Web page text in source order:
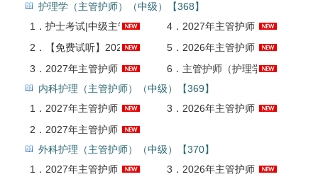
护理学（主管护师）（中级）【368】
1． 护士考试|中级主管护师 护理学368 内科护理369 外科护理370卫生资格考试网校辅导 基础精讲班 4． 2027年主管护师（护理学）考试题库【历年真题＋章节题库＋模拟试题】AI讲解
2．
【免费试听】2027年主管护师（护理学/内科/外科/妇产科/儿科/社区）网络试听课 5． 2026年主管护师（护理学）考试考点手册AI讲解
3． 2027年主管护师（护理学）考试全套资料【考点手册＋历年真题＋题库】 6． 主管护师（护理学）考试真题精讲班
内科护理（主管护师）（中级）【369】
1． 2027年主管护师（内科护理学）考试全套资料【考点手册＋历年真题＋题库】 3． 2026年主管护师（内科护理学）考试考点手册AI讲解
2． 2027年主管护师（内科护理学）考试题库【历年真题＋章节题库＋模拟试题】AI讲解
外科护理（主管护师）（中级）【370】
1． 2027年主管护师（外科护理学）考试全套资料【考点手册＋历年真题＋题库】 3． 2026年主管护师（外科护理学）考试考点手册AI讲解